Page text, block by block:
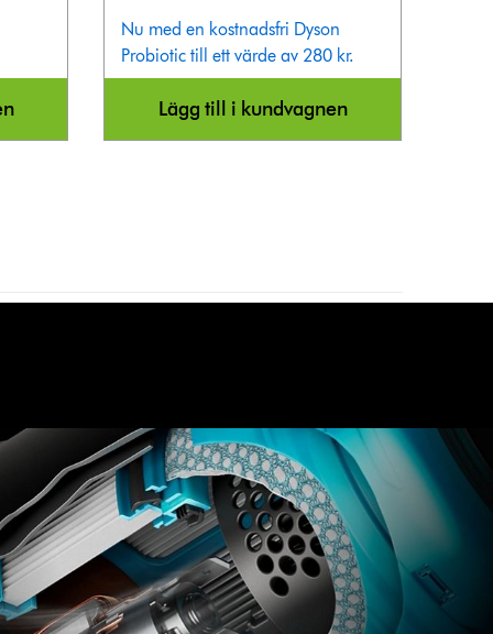
Nu med en kostnadsfri Dyson
Probiotic till ett värde av 280 kr.
Lägg till i kundvagnen